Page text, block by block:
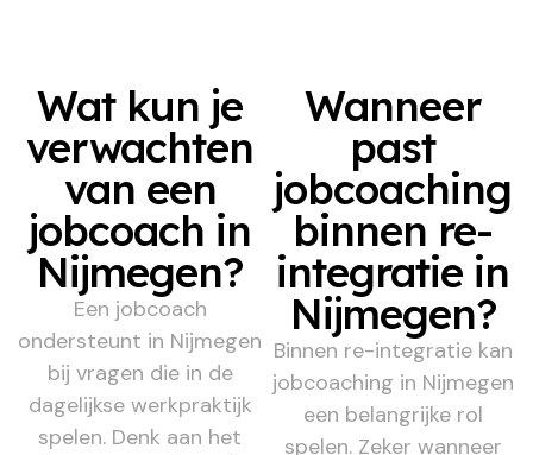
Wat kun je
verwachten
van een
jobcoach in
Nijmegen?
Een jobcoach
ondersteunt in Nijmegen
bij vragen die in de
dagelijkse werkpraktijk
spelen. Denk aan het
Wanneer
past
jobcoaching
binnen re-
integratie in
Nijmegen?
Binnen re-integratie kan
jobcoaching in Nijmegen
een belangrijke rol
spelen. Zeker wanneer